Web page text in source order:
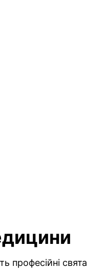
професійні свята